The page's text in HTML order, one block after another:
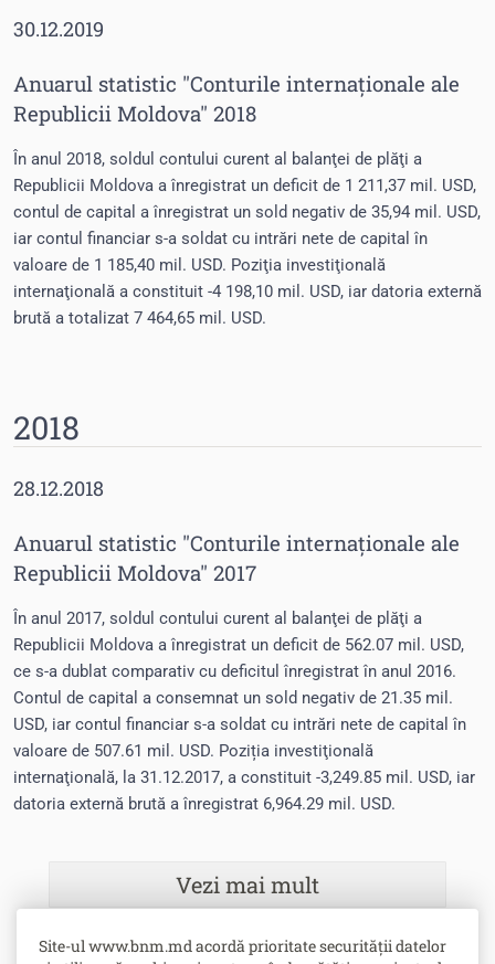
Site-ul www.bnm.md acordă prioritate securității datelor
30.12.2019
Anuarul statistic "Conturile internaționale ale
Republicii Moldova" 2018
În anul 2018, soldul contului curent al balanţei de plăţi a
Republicii Moldova a înregistrat un deficit de 1 211,37 mil. USD,
contul de capital a înregistrat un sold negativ de 35,94 mil. USD,
iar contul financiar s-a soldat cu intrări nete de capital în
valoare de 1 185,40 mil. USD. Poziţia investiţională
internaţională a constituit -4 198,10 mil. USD, iar datoria externă
brută a totalizat 7 464,65 mil. USD.
2018
28.12.2018
Anuarul statistic "Conturile internaționale ale
Republicii Moldova" 2017
În anul 2017, soldul contului curent al balanţei de plăţi a
Republicii Moldova a înregistrat un deficit de 562.07 mil. USD,
ce s-a dublat comparativ cu deficitul înregistrat în anul 2016.
Contul de capital a consemnat un sold negativ de 21.35 mil.
USD, iar contul financiar s-a soldat cu intrări nete de capital în
valoare de 507.61 mil. USD. Poziția investiţională
internaţională, la 31.12.2017, a constituit -3,249.85 mil. USD, iar
datoria externă brută a înregistrat 6,964.29 mil. USD.
Vezi mai mult